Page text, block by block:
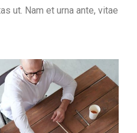
ut. Nam et urna ante, vitae